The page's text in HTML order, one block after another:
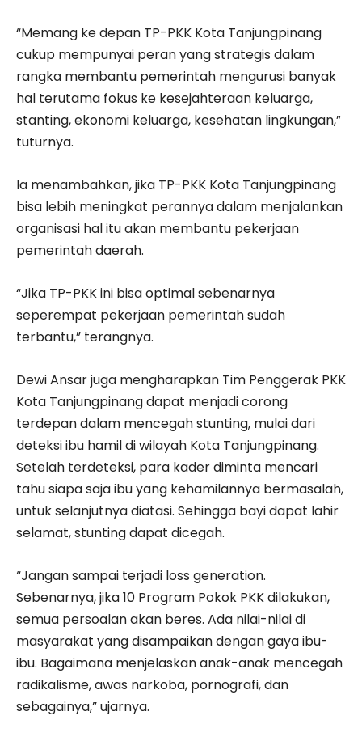
“Memang ke depan TP-PKK Kota Tanjungpinang
cukup mempunyai peran yang strategis dalam
rangka membantu pemerintah mengurusi banyak
hal terutama fokus ke kesejahteraan keluarga,
stanting, ekonomi keluarga, kesehatan lingkungan,”
tuturnya.
Ia menambahkan, jika TP-PKK Kota Tanjungpinang
bisa lebih meningkat perannya dalam menjalankan
organisasi hal itu akan membantu pekerjaan
pemerintah daerah.
“Jika TP-PKK ini bisa optimal sebenarnya
seperempat pekerjaan pemerintah sudah
terbantu,” terangnya.
Dewi Ansar juga mengharapkan Tim Penggerak PKK
Kota Tanjungpinang dapat menjadi corong
terdepan dalam mencegah stunting, mulai dari
deteksi ibu hamil di wilayah Kota Tanjungpinang.
Setelah terdeteksi, para kader diminta mencari
tahu siapa saja ibu yang kehamilannya bermasalah,
untuk selanjutnya diatasi. Sehingga bayi dapat lahir
selamat, stunting dapat dicegah.
“Jangan sampai terjadi loss generation.
Sebenarnya, jika 10 Program Pokok PKK dilakukan,
semua persoalan akan beres. Ada nilai-nilai di
masyarakat yang disampaikan dengan gaya ibu-
ibu. Bagaimana menjelaskan anak-anak mencegah
radikalisme, awas narkoba, pornografi, dan
sebagainya,” ujarnya.